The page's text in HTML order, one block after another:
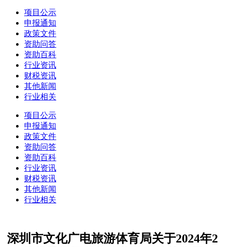
项目公示
申报通知
政策文件
资助问答
资助百科
行业资讯
财税资讯
其他新闻
行业相关
项目公示
申报通知
政策文件
资助问答
资助百科
行业资讯
财税资讯
其他新闻
行业相关
深圳市文化广电旅游体育局关于2024年2